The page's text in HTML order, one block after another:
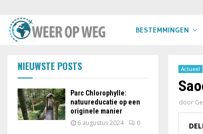
BESTEMMINGEN
Actueel
door
NIEUWSTE POSTS
Parc Chlorophylle:
natuureducatie op een
originele manier
6 augustus 2024 0